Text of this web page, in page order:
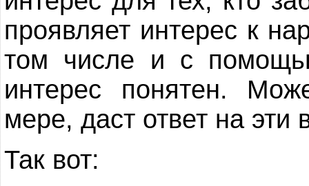
проявляет интерес к
том числе и с
интерес понятен.
мере, даст ответ на эти
Так вот: